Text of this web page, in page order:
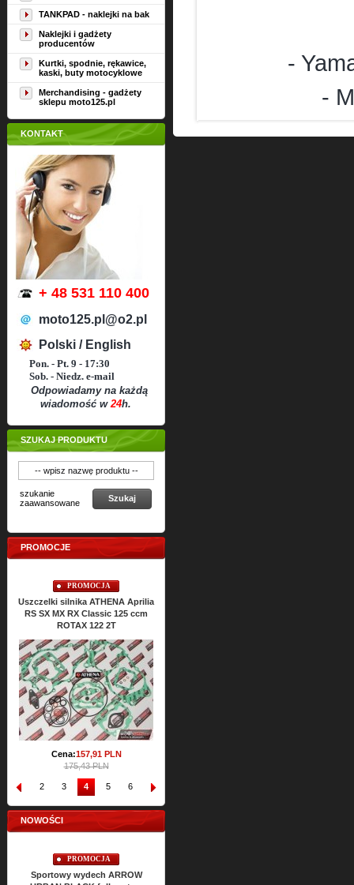
TANKPAD - naklejki na bak
Naklejki i gadżety
producentów
Kurtki, spodnie, rękawice,
kaski, buty motocyklowe
Merchandising - gadżety
sklepu moto125.pl
KONTAKT
+ 48 531 110 400
moto125.pl@o2.pl
Polski / English
Pon. - Pt. 9 - 17:30
Sob. - Niedz. e-mail
Odpowiadamy na każdą
wiadomość w24h.
SZUKAJ PRODUKTU
szukanie
zaawansowane
Szukaj
PROMOCJE
PROMOCJA
Uszczelki silnika ATHENA Aprilia
RS SX MX RX Classic 125 ccm
ROTAX 122 2T
Cena:157,91PLN
175,43 PLN
1 2 3 4 5 6 7
NOWOŚCI
PROMOCJA
Sportowy wydech ARROW
-
-